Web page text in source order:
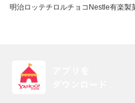
明治ロッテチロルチョコ Nestle有楽製